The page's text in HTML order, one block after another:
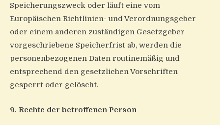
Speicherungszweck oder läuft eine vom
Europäischen Richtlinien- und Verordnungsgeber
oder einem anderen zuständigen Gesetzgeber
vorgeschriebene Speicherfrist ab, werden die
personenbezogenen Daten routinemäßig und
entsprechend den gesetzlichen Vorschriften
gesperrt oder gelöscht.
9. Rechte der betroffenen Person